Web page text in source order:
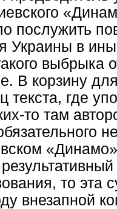
послужить
Украины в
выбрыка
В корзину
текста, где
то там
то эта
внезапной